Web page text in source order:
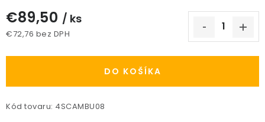
Spôsoby platby
Kontakt / Právne údaje
€89,50 / ks
€72,76 bez DPH
DO KOŠÍKA
Kód tovaru: 4SCAMBU08